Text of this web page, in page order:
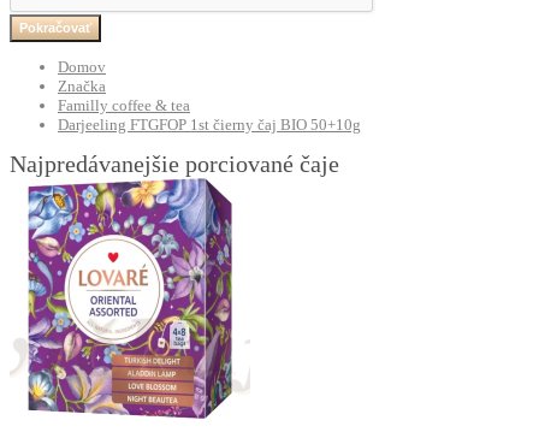
Pokračovať
Domov
Značka
Familly coffee & tea
Darjeeling FTGFOP 1st čierny čaj BIO 50+10g
Najpredávanejšie porciované čaje